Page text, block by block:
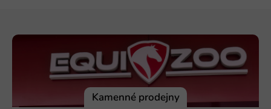
Kamenné prodejny